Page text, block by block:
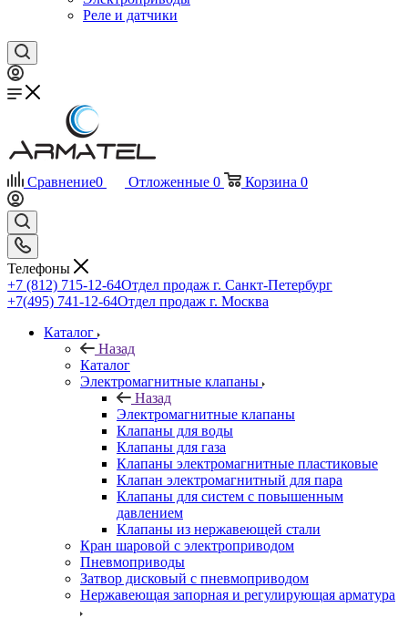
Реле и датчики
Сравнение0 Отложенные 0 Корзина 0
Телефоны
+7 (812) 715-12-64Отдел продаж г. Санкт-Петербург
+7(495) 741-12-64Отдел продаж г. Москва
Каталог
Назад
Каталог
Электромагнитные клапаны
Назад
Электромагнитные клапаны
Клапаны для воды
Клапаны для газа
Клапаны электромагнитные пластиковые
Клапан электромагнитный для пара
Клапаны для систем с повышенным
давлением
Клапаны из нержавеющей стали
Кран шаровой с электроприводом
Пневмоприводы
Затвор дисковый с пневмоприводом
Нержавеющая запорная и регулирующая арматура